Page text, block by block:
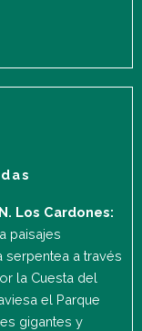
Los Cardones:
paisajes
serpentea a través
la Cuesta del
el Parque
gigantes y